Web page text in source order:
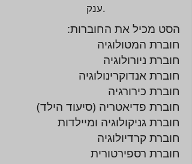
ענק.
הסט מכיל את החוברות:
חוברת המטולוגיה
חוברת ניורולוגיה
חוברת אנדוקרינולוגיה
חוברת כירורגיה
חוברת פדיאטריה (סיעוד הילד)
חוברת גניקולוגיה ומיילדות
חוברת קרדיולוגיה
חוברת רספירטורית